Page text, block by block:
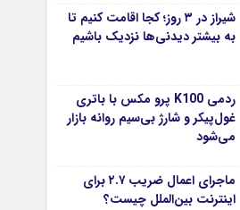
شیراز در ۳ روز؛ کجا اقامت کنیم تا
به بیشتر دیدنی‌ها نزدیک باشیم
ردمی K100 پرو مکس با باتری
غول‌پیکر و شارژ بی‌سیم روانه بازار
می‌شود
ماجرای اعمال ضریب ۲.۷ برای
اینترنت بین‌الملل چیست؟